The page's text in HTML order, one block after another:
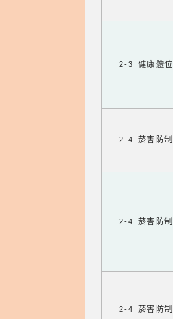
2-3 健康體位
2-4 菸害防制
2-4 菸害防制
2-4 菸害防制